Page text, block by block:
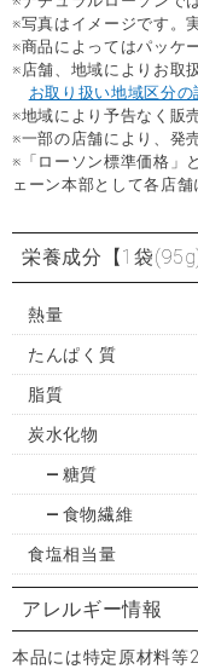
※写真はイメージです。
※商品によってはパッケ
※店舗、地域によりお取
お取り扱い地域区分の
※地域により予告なく販
※一部の店舗により、発
※「ローソン標準価格」
ェーン本部として各店
栄養成分 【1袋
熱量
たんぱく質
脂質
炭水化物
糖質
食物繊維
食塩相当量
アレルギー情報
本品には特定原材料等